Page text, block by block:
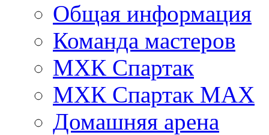
Общая информация
Команда мастеров
МХК Спартак
МХК Спартак МАХ
Домашняя арена